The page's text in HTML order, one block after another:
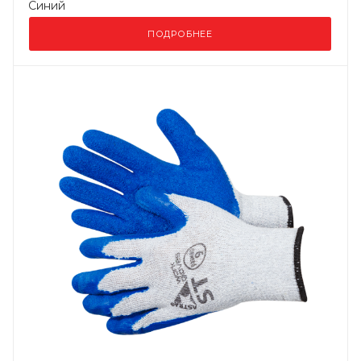
Синий
ПОДРОБНЕЕ